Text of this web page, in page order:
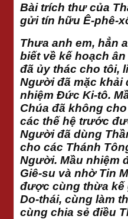
Bài trích thư của
gửi tín hữu Ê-phê-
Thưa anh em, hẳn
biết về kế hoạch
đã ủy thác cho tôi,
Người đã mặc khải
nhiệm Đức Ki-tô.
Chúa đã không
các thế hệ trước
Người đã dùng
cho các Thánh
Người. Mầu nhiệm
Giê-su và nhờ Tin
được cùng thừa
Do-thái, cùng làm
cùng chia sẻ điều